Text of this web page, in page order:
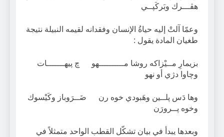
هڤـــرك وبَركَپــي
وعمّا آلتْ إليه حياةُ الإنسان وفقدانه لقيمه النبيلة نتيجة
طغيان المادة يقول :
بزيمارِ مــيْزاكه روشا مــــــــــهو چ پيهـــــــات
وچاوا دژي أو نهو
وها دَس پلــين وهَبودي خوه رن ضَــرَوباز وكَيْسوك
وخوه پــرورَن
وبعدها يبدأ في بيان تشكّل القطب الواحد متمثلاً في